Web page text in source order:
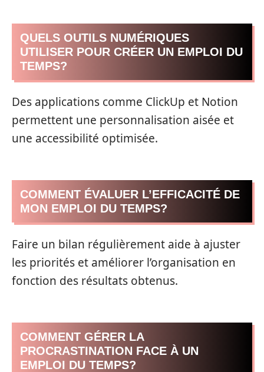
QUELS OUTILS NUMÉRIQUES
UTILISER POUR CRÉER UN EMPLOI DU
TEMPS?
Des applications comme ClickUp et Notion
permettent une personnalisation aisée et
une accessibilité optimisée.
COMMENT ÉVALUER L’EFFICACITÉ DE
MON EMPLOI DU TEMPS?
Faire un bilan régulièrement aide à ajuster
les priorités et améliorer l’organisation en
fonction des résultats obtenus.
COMMENT GÉRER LA
PROCRASTINATION FACE À UN
EMPLOI DU TEMPS?